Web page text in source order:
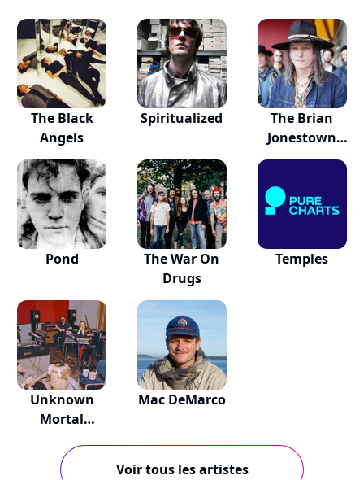
The Black
Angels
Spiritualized
The Brian
Jonestown
Massacre
Pond
The War On
Drugs
Temples
Unknown
Mortal
Mac DeMarco
Voir tous les artistes